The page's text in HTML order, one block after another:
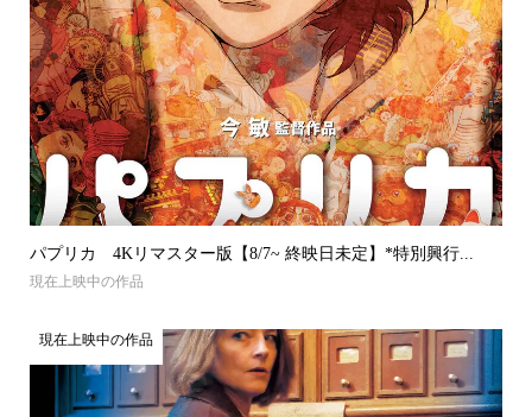
パプリカ 4Kリマスター版【8/7~ 終映日未定】*特別興行...
現在上映中の作品
現在上映中の作品